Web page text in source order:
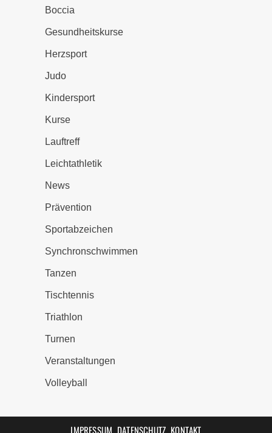
Boccia
Gesundheitskurse
Herzsport
Judo
Kindersport
Kurse
Lauftreff
Leichtathletik
News
Prävention
Sportabzeichen
Synchronschwimmen
Tanzen
Tischtennis
Triathlon
Turnen
Veranstaltungen
Volleyball
IMPRESSUM DATENSCHUTZ KONTAKT